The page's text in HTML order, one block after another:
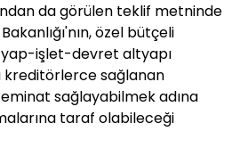
da görülen teklif metninde
özel bütçeli
işlet-devret altyapı
kreditörlerce sağlanan
sağlayabilmek adına
taraf olabileceği